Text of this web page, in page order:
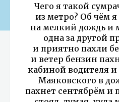
Чего я такой
из метро? Об чём я
на мелкий дождь и
одна за другой
и приятно пахли
и ветер бензин
кабиной водителя
Маяковского в
пахнет сентябрём и